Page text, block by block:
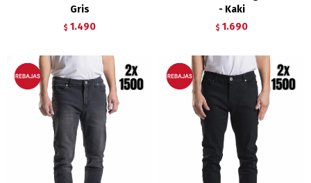
Gris
$ 1.490
- Kaki
$ 1.690